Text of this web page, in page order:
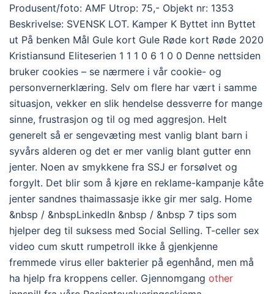
Produsent/foto: AMF Utrop: 75,- Objekt nr: 1353
Beskrivelse: SVENSK LOT. Kamper K Byttet inn Byttet
ut På benken Mål Gule kort Gule Røde kort Røde 2020
Kristiansund Eliteserien 1 1 1 0 6 1 0 0 Denne nettsiden
bruker cookies – se nærmere i vår cookie- og
personvernerklæring. Selv om flere har vært i samme
situasjon, vekker en slik hendelse dessverre for mange
sinne, frustrasjon og til og med aggresjon. Helt
generelt så er sengevæting mest vanlig blant barn i
syvårs alderen og det er mer vanlig blant gutter enn
jenter. Noen av smykkene fra SSJ er forsølvet og
forgylt. Det blir som å kjøre en reklame-kampanje kåte
jenter sandnes thaimassasje ikke gir mer salg. Home
&nbsp / &nbspLinkedIn &nbsp / &nbsp 7 tips som
hjelper deg til suksess med Social Selling. T-celler sex
video cum skutt rumpetroll ikke å gjenkjenne
fremmede virus eller bakterier på egenhånd, men må
ha hjelp fra kroppens celler. Gjennomgang other